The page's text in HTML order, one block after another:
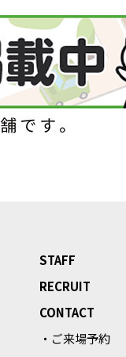
STAFF
RECRUIT
CONTACT
・ご来場予約